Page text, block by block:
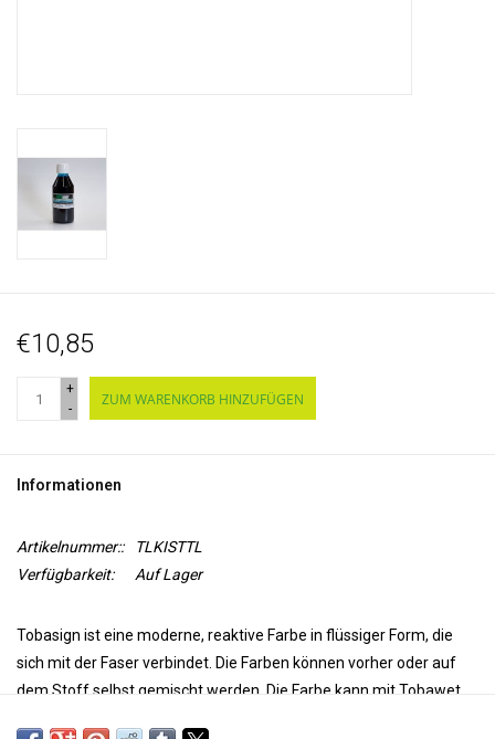
€10,85
+
-
ZUM WARENKORB HINZUFÜGEN
Informationen
Artikelnummer::
TLKISTTL
Verfügbarkeit:
Auf Lager
Tobasign ist eine moderne, reaktive Farbe in flüssiger Form, die
sich mit der Faser verbindet. Die Farben können vorher oder auf
dem Stoff selbst gemischt werden. Die Farbe kann mit Tobawet